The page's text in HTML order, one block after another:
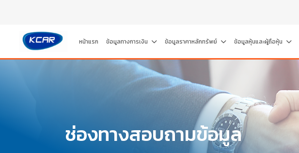
หน้าแรก ข้อมูลทางการเงิน ข้อมูลราคาหลักทรัพย์ ข้อมูลหุ้นและผู้ถือหุ้น
ช่องทางสอบถามข้อมูล